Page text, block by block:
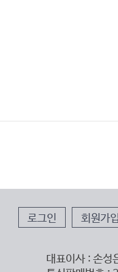
로그인 회원가입
대표이사 : 손